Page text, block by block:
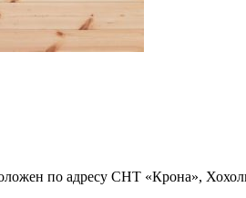
по адресу СНТ «Крона»,